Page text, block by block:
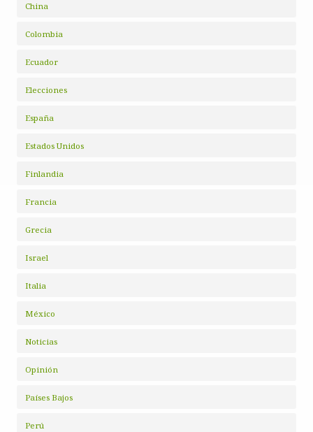
China
Colombia
Ecuador
Elecciones
España
Estados Unidos
Finlandia
Francia
Grecia
Israel
Italia
México
Noticias
Opinión
Países Bajos
Perú